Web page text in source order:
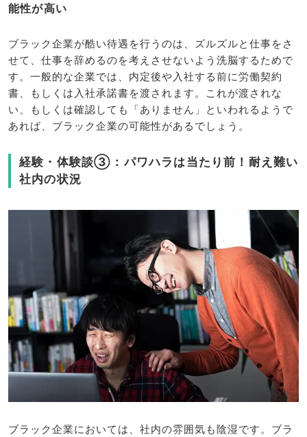
能性が高い
ブラック企業が酷い待遇を行うのは、ズルズルと仕事をさ
せて、仕事を辞めるのを考えさせないよう洗脳するためで
す。一般的な企業では、内定後や入社する前に労働契約
書、もしくは入社承諾書を渡されます。これが渡されな
い、もしくは確認しても「ありません」といわれるようで
あれば、ブラック企業の可能性があるでしょう。
経験・体験談③：パワハラは当たり前！耐え難い
社内の状況
ブラック企業においては、社内の雰囲気も陰湿です。ブラ